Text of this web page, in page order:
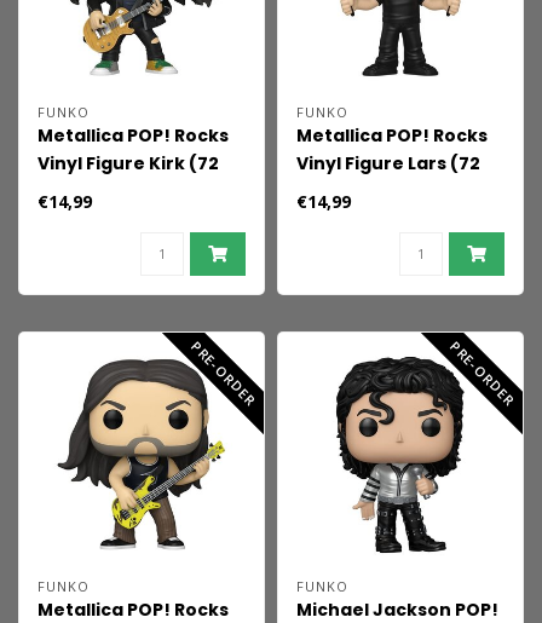
FUNKO
Metallica POP! Rocks
Vinyl Figure Kirk (72
Seasons) 9 cm
€14,99
FUNKO
Metallica POP! Rocks
Vinyl Figure Lars (72
Seasons) 9 cm
€14,99
PRE-ORDER
FUNKO
Metallica POP! Rocks
PRE-ORDER
FUNKO
Michael Jackson POP!